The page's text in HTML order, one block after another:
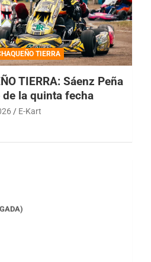
TIERRA
TIERRA: Sáenz Peña
la quinta fecha
E-Kart
KART.COM.AR